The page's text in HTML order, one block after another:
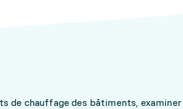
de chauffage des bâtiments,